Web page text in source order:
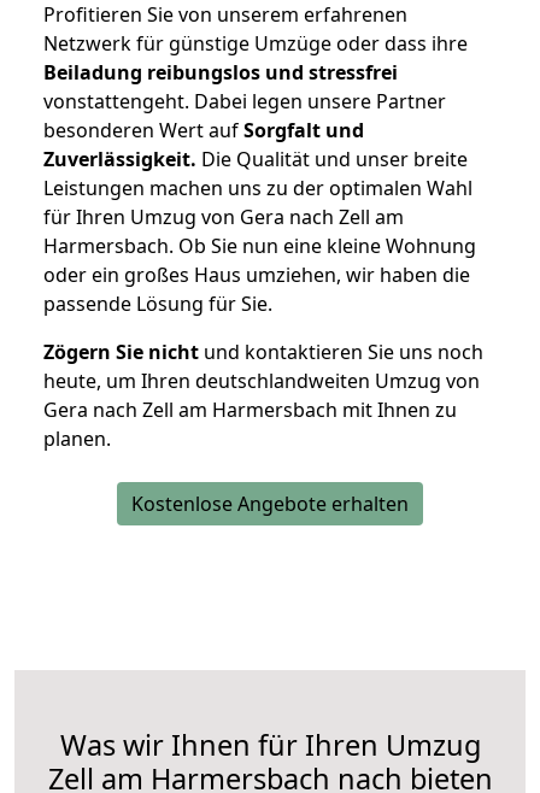
Profitieren Sie von unserem erfahrenen
Netzwerk für günstige Umzüge oder dass ihre
Beiladung reibungslos und stressfrei
vonstattengeht. Dabei legen unsere Partner
besonderen Wert aufSorgfalt und
Zuverlässigkeit. Die Qualität und unser breite
Leistungen machen uns zu der optimalen Wahl
für Ihren Umzug von Gera nach Zell am
Harmersbach. Ob Sie nun eine kleine Wohnung
oder ein großes Haus umziehen, wir haben die
passende Lösung für Sie.
Zögern Sie nicht und kontaktieren Sie uns noch
heute, um Ihren deutschlandweiten Umzug von
Gera nach Zell am Harmersbach mit Ihnen zu
planen.
Kostenlose Angebote erhalten
Was wir Ihnen für Ihren Umzug
Zell am Harmersbach nach bieten